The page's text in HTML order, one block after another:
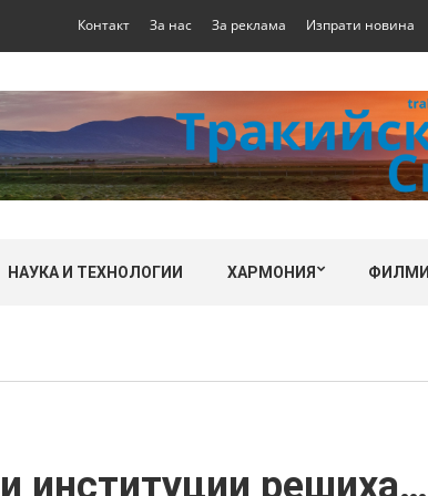
Контакт За нас За реклама Изпрати новина
НАУКА И ТЕХНОЛОГИИ ХАРМОНИЯ ФИЛМИ
институции решиха…